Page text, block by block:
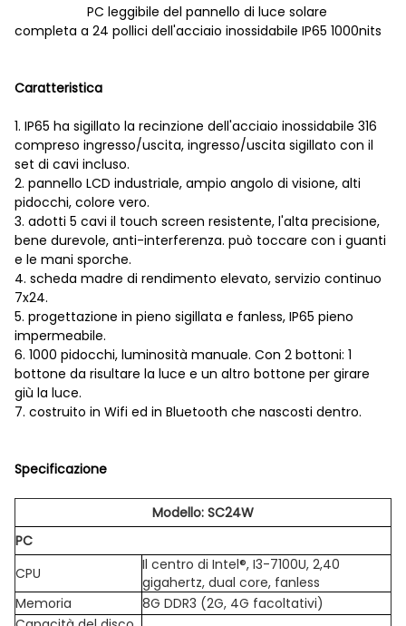
PC leggibile del pannello di luce solare
completa a 24 pollici dell'acciaio inossidabile IP65 1000nits
Caratteristica
1. IP65 ha sigillato la recinzione dell'acciaio inossidabile 316
compreso ingresso/uscita, ingresso/uscita sigillato con il
set di cavi incluso.
2. pannello LCD industriale, ampio angolo di visione, alti
pidocchi, colore vero.
3. adotti 5 cavi il touch screen resistente, l'alta precisione,
bene durevole, anti-interferenza. può toccare con i guanti
e le mani sporche.
4. scheda madre di rendimento elevato, servizio continuo
7x24.
5. progettazione in pieno sigillata e fanless, IP65 pieno
impermeabile.
6. 1000 pidocchi, luminosità manuale. Con 2 bottoni: 1
bottone da risultare la luce e un altro bottone per girare
giù la luce.
7. costruito in Wifi ed in Bluetooth che nascosti dentro.
Specificazione
Modello: SC24W
PC
CPU
Il centro di Intel®, I3-7100U, 2,40
gigahertz, dual core, fanless
Memoria
8G DDR3 (2G, 4G facoltativi)